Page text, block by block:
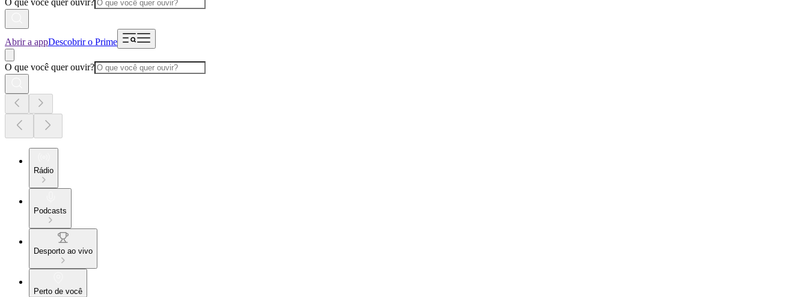
O que você quer ouvir?
Abrir a appDescobrir o Prime
O que você quer ouvir?
Rádio
Podcasts
Desporto ao vivo
Perto de você